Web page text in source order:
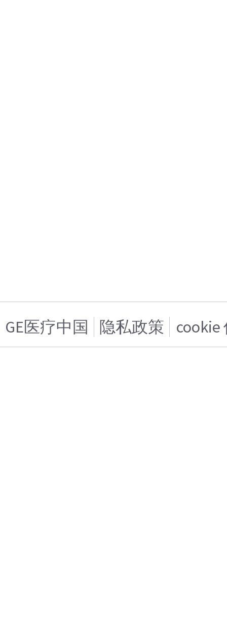
GE医疗中国 隐私政策 cookie